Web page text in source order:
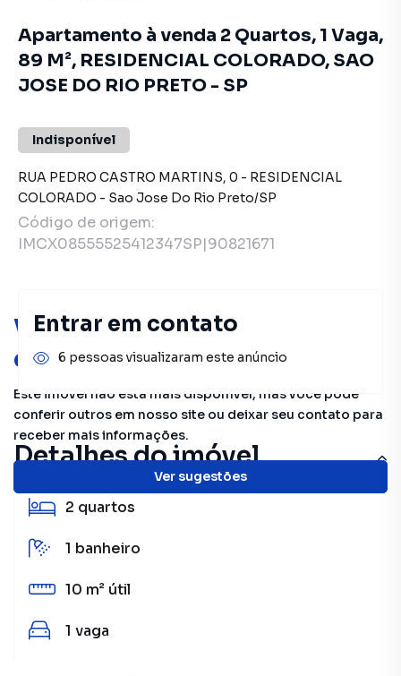
Você pode encontrar novas
oportunidades!
Este imóvel não está mais disponível, mas você pode
conferir outros em nosso site ou deixar seu contato para
receber mais informações.
Ver sugestões
Detalhes do imóvel
2 quartos
1 banheiro
10 m² útil
1 vaga
Apartamento à venda 2 Quartos, 1 Vaga,
89 M², RESIDENCIAL COLORADO, SAO
JOSE DO RIO PRETO - SP
Indisponível
RUA PEDRO CASTRO MARTINS, 0 - RESIDENCIAL
COLORADO - Sao Jose Do Rio Preto/SP
Código de origem:
IMCX08555525412347SP|90821671
Entrar em contato
6 pessoas visualizaram este anúncio